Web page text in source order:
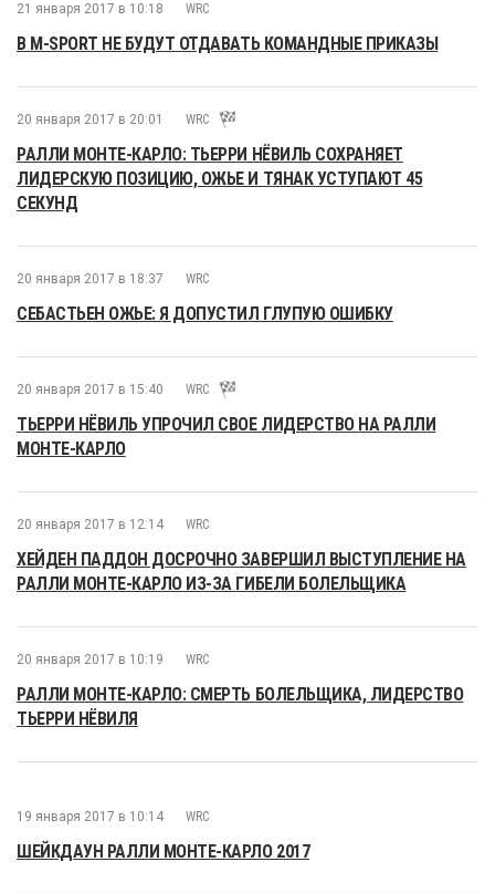
21 января 2017 в 10:18 WRC
В M-SPORT НЕ БУДУТ ОТДАВАТЬ КОМАНДНЫЕ ПРИКАЗЫ
20 января 2017 в 20:01 WRC
РАЛЛИ МОНТЕ-КАРЛО: ТЬЕРРИ НЁВИЛЬ СОХРАНЯЕТ
ЛИДЕРСКУЮ ПОЗИЦИЮ, ОЖЬЕ И ТЯНАК УСТУПАЮТ 45
СЕКУНД
20 января 2017 в 18:37 WRC
СЕБАСТЬЕН ОЖЬЕ: Я ДОПУСТИЛ ГЛУПУЮ ОШИБКУ
20 января 2017 в 15:40 WRC
ТЬЕРРИ НЁВИЛЬ УПРОЧИЛ СВОЕ ЛИДЕРСТВО НА РАЛЛИ
МОНТЕ-КАРЛО
20 января 2017 в 12:14 WRC
ХЕЙДЕН ПАДДОН ДОСРОЧНО ЗАВЕРШИЛ ВЫСТУПЛЕНИЕ НА
РАЛЛИ МОНТЕ-КАРЛО ИЗ-ЗА ГИБЕЛИ БОЛЕЛЬЩИКА
20 января 2017 в 10:19 WRC
РАЛЛИ МОНТЕ-КАРЛО: СМЕРТЬ БОЛЕЛЬЩИКА, ЛИДЕРСТВО
ТЬЕРРИ НЁВИЛЯ
19 января 2017 в 10:14 WRC
ШЕЙКДАУН РАЛЛИ МОНТЕ-КАРЛО 2017